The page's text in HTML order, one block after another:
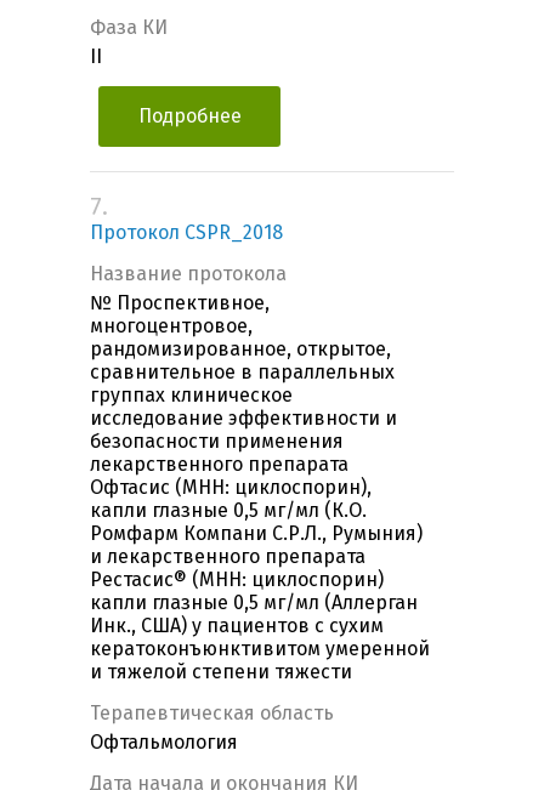
Фаза КИ
Подробнее
7.
Протокол CSPR_2018
Название протокола
№ Проспективное,
многоцентровое,
рандомизированное, открытое,
сравнительное в параллельных
группах клиническое
исследование эффективности и
безопасности применения
лекарственного препарата
Офтасис (МНН: циклоспорин),
капли глазные 0,5 мг/мл (К.О.
Ромфарм Компани С.Р.Л., Румыния)
и лекарственного препарата
Рестасис® (МНН: циклоспорин)
капли глазные 0,5 мг/мл (Аллерган
Инк., США) у пациентов с сухим
кератоконъюнктивитом умеренной
и тяжелой степени тяжести
Терапевтическая область
Офтальмология
Дата начала и окончания КИ